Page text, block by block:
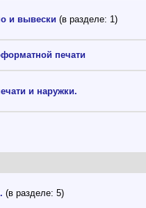
и вывески (в разделе: 1)
печати
и наружки.
(в разделе: 5)